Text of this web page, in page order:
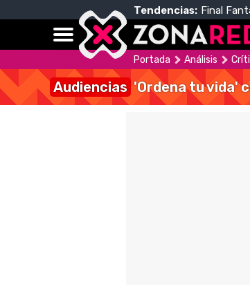
Tendencias: Final
Portada Análisis
Audiencias 'Ordena tu vida'